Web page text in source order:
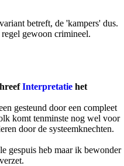
betreft, de 'kampers' dus.
gewoon crimineel.
Interpretatie het
gesteund door een compleet
komt tenminste nog wel voor
door de systeemknechten.
gespuis heb maar ik bewonder